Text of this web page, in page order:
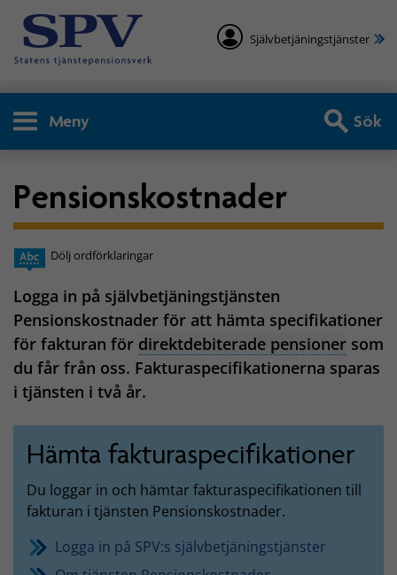
Självbetjäningstjänster
Meny Sök
Pensionskostnader
Dölj ordförklaringar
Logga in på självbetjäningstjänsten
Pensionskostnader för att hämta specifikationer
för fakturan för direktdebiterade pensioner som
du får från oss. Fakturaspecifikationerna sparas
i tjänsten i två år.
Hämta fakturaspecifikationer
Du loggar in och hämtar fakturaspecifikationen till
fakturan i tjänsten Pensionskostnader.
Logga in på SPV:s självbetjäningstjänster